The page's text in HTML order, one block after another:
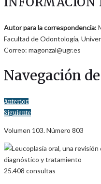
Autor para la correspondencia:
Facultad de Odontología,
Correo: magonzal@ugr.es
Navegación
Anterior
Siguiente
Volumen 103. Número 803
25.408 consultas